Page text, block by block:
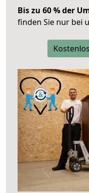
Bis zu 60 % der
finden Sie nur bei